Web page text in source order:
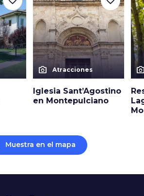
photo_camera Atracciones
Iglesia Sant’Agostino
en Montepulciano
Muestra en el mapa